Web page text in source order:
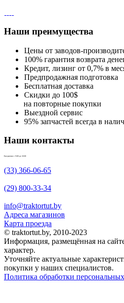
Наши преимущества
Цены от заводов-
100% гарантия возврата
Кредит, лизинг от 0,7% в
Предпродажная подготовка
Бесплатная доставка
Скидки до 100$
на повторные покупки
Выездной сервис
95% запчастей всегда в
Наши контакты
Ежедневно с 9:00 до 18:00
(33) 366-06-65
(29) 800-33-34
info@traktortut.by
Адреса магазинов
Карта проезда
© traktortut.by, 2010-2023
Информация, размещённая на
характер.
Уточняйте актуальные
покупки у наших специалистов.
Политика обработки